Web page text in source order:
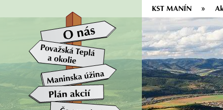
KST MANÍN